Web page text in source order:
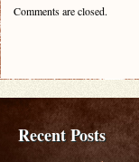
Comments are closed.
Recent Posts